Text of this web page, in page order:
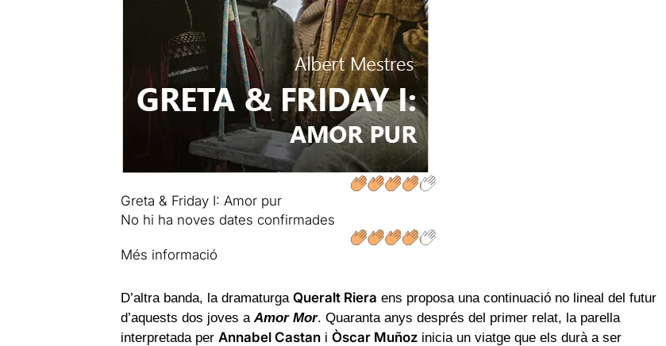
Greta & Friday I: Amor pur
No hi ha noves dates confirmades
Més informació
D’altra banda, la dramaturga Queralt Riera ens proposa una continuació no lineal del futur
d’aquests dos joves a Amor Mor. Quaranta anys després del primer relat, la parella
interpretada per Annabel Castani Òscar Muñozinicia un viatge que els durà a ser